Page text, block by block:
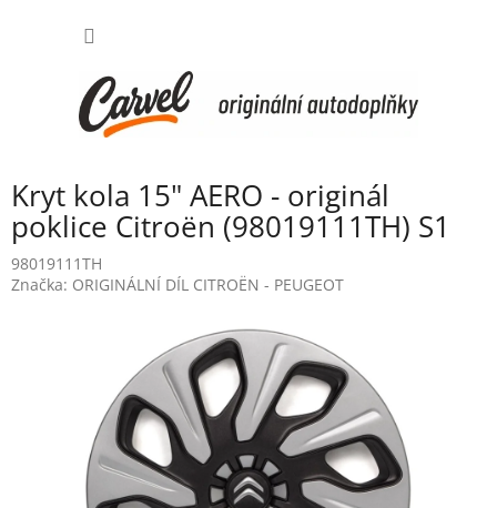
Kryt kola 15" AERO - originál
poklice Citroën (98019111TH) S1
98019111TH
Značka: ORIGINÁLNÍ DÍL CITROËN - PEUGEOT